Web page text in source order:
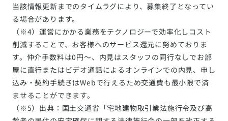
当該情報更新までのタイムラグにより、募集終了となってい
る場合があります。
（※4）運営にかかる業務をテクノロジーで効率化しコスト
削減することで、お客様へのサービス還元に努めておりま
す。仲介手数料は0円〜、内見はスタッフの同行なしでお部
屋に直行またはビデオ通話によるオンラインでの内見、申し
込み・契約手続きはWebで行えるため交通費も最小限で済
ませることができます。
（※5）出典：国土交通省「宅地建物取引業法施行令及び高